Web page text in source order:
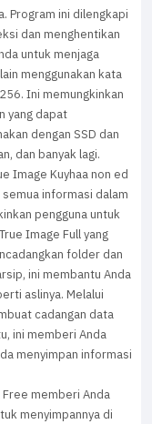
Program ini dilengkapi
dan menghentikan
untuk menjaga
menggunakan kata
Ini memungkinkan
yang dapat
dengan SSD dan
dan banyak lagi.
Image Kuyhaa non ed
informasi dalam
pengguna untuk
Image Full yang
folder dan
ini membantu Anda
aslinya. Melalui
cadangan data
ini memberi Anda
menyimpan informasi
Free memberi Anda
menyimpannya di